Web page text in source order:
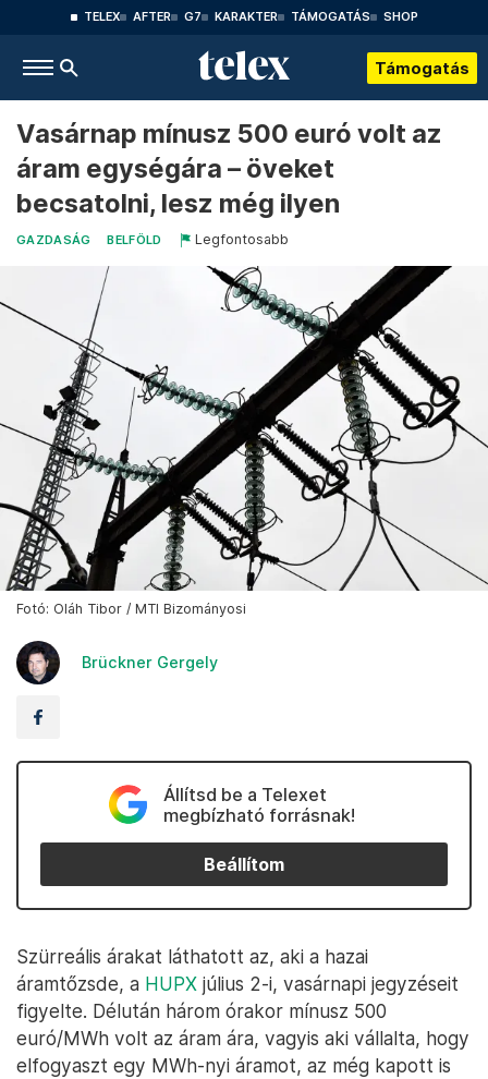
TELEX AFTER G7 KARAKTER TÁMOGATÁS SHOP
Támogatás
Vasárnap mínusz 500 euró volt az
áram egységára – öveket
becsatolni, lesz még ilyen
GAZDASÁG BELFÖLD Legfontosabb
Fotó: Oláh Tibor / MTI Bizományosi
Brückner Gergely
Állítsd be a Telexet
megbízható forrásnak!
Beállítom
Szürreális árakat láthatott az, aki a hazai
áramtőzsde, a HUPX július 2-i, vasárnapi jegyzéseit
figyelte. Délután három órakor mínusz 500
euró/MWh volt az áram ára, vagyis aki vállalta, hogy
elfogyaszt egy MWh-nyi áramot, az még kapott is